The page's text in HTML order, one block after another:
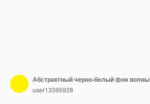
Абстрактный черно-белый фон волны
user13395928